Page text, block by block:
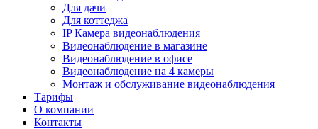
Для дачи
Для коттеджа
IP Камера видеонаблюдения
Видеонаблюдение в магазине
Видеонаблюдение в офисе
Видеонаблюдение на 4 камеры
Монтаж и обслуживание видеонаблюдения
Тарифы
О компании
Контакты